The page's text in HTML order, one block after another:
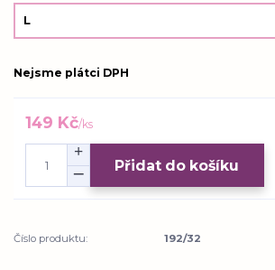
Nejsme plátci DPH
149 Kč/ks
Přidat do košíku
Číslo produktu: 192/32